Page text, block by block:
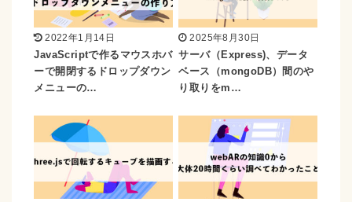
2022年1月14日
JavaScriptで作るマウスホバ
ーで開閉するドロップダウン
メニューの…
2025年8月30日
サーバ（Express)、データ
ベース（mongoDB）間のや
り取りをm…